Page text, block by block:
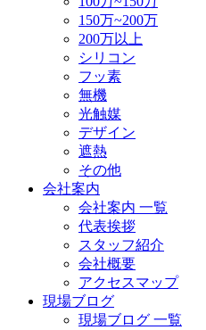
150万~200万
200万以上
シリコン
フッ素
無機
光触媒
デザイン
遮熱
その他
会社案内
会社案内 一覧
代表挨拶
スタッフ紹介
会社概要
アクセスマップ
現場ブログ
現場ブログ 一覧